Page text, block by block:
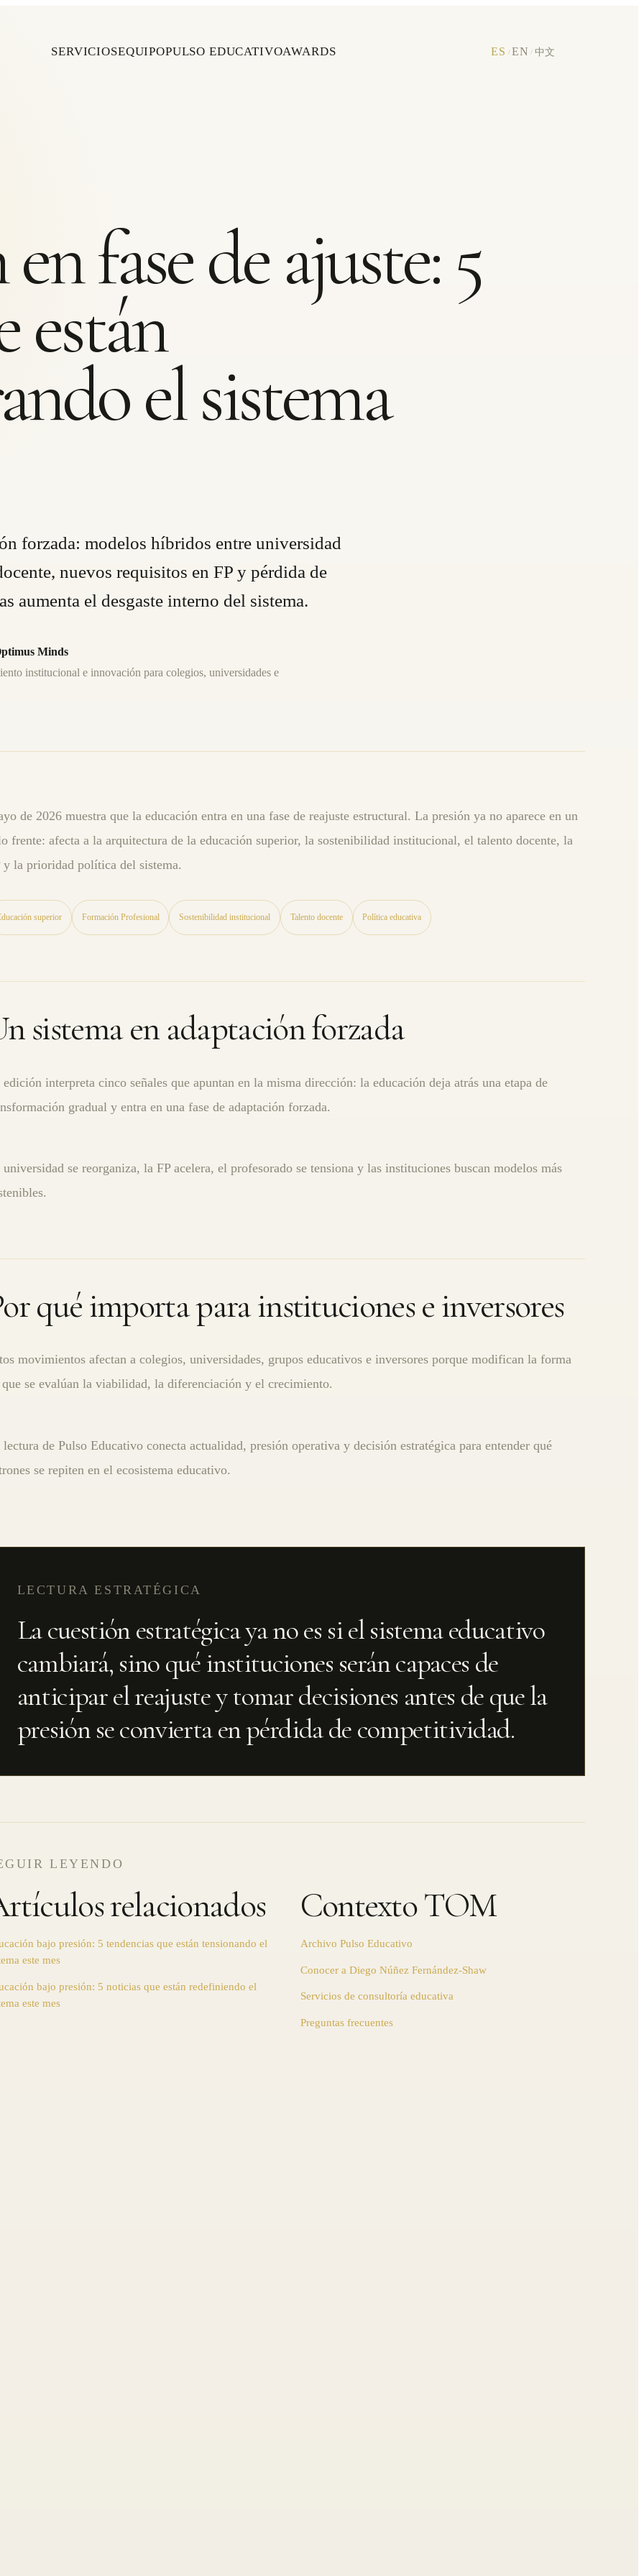
SERVICIOSEQUIPOPULSO EDUCATIVOAWARDS ES / EN / 中文
fase de ajuste: 5
están
el sistema
forzada: modelos híbridos entre universidad
nuevos requisitos en FP y pérdida de
aumenta el desgaste interno del sistema.
Minds
institucional e innovación para colegios, universidades e
de 2026 muestra que la educación entra en una fase de reajuste estructural. La presión ya no aparece en un
frente: afecta a la arquitectura de la educación superior, la sostenibilidad institucional, el talento docente, la
y la prioridad política del sistema.
superior Formación Profesional Sostenibilidad institucional Talento docente Política educativa
sistema en adaptación forzada
edición interpreta cinco señales que apuntan en la misma dirección: la educación deja atrás una etapa de
gradual y entra en una fase de adaptación forzada.
universidad se reorganiza, la FP acelera, el profesorado se tensiona y las instituciones buscan modelos más
qué importa para instituciones e inversores
movimientos afectan a colegios, universidades, grupos educativos e inversores porque modifican la forma
que se evalúan la viabilidad, la diferenciación y el crecimiento.
lectura de Pulso Educativo conecta actualidad, presión operativa y decisión estratégica para entender qué
se repiten en el ecosistema educativo.
LECTURA ESTRATÉGICA
La cuestión estratégica ya no es si el sistema educativo
cambiará, sino qué instituciones serán capaces de
anticipar el reajuste y tomar decisiones antes de que la
presión se convierta en pérdida de competitividad.
LEYENDO
relacionados
bajo presión: 5 tendencias que están tensionando el
este mes
bajo presión: 5 noticias que están redefiniendo el
este mes
Contexto TOM
Archivo Pulso Educativo
Conocer a Diego Núñez Fernández-Shaw
Servicios de consultoría educativa
Preguntas frecuentes